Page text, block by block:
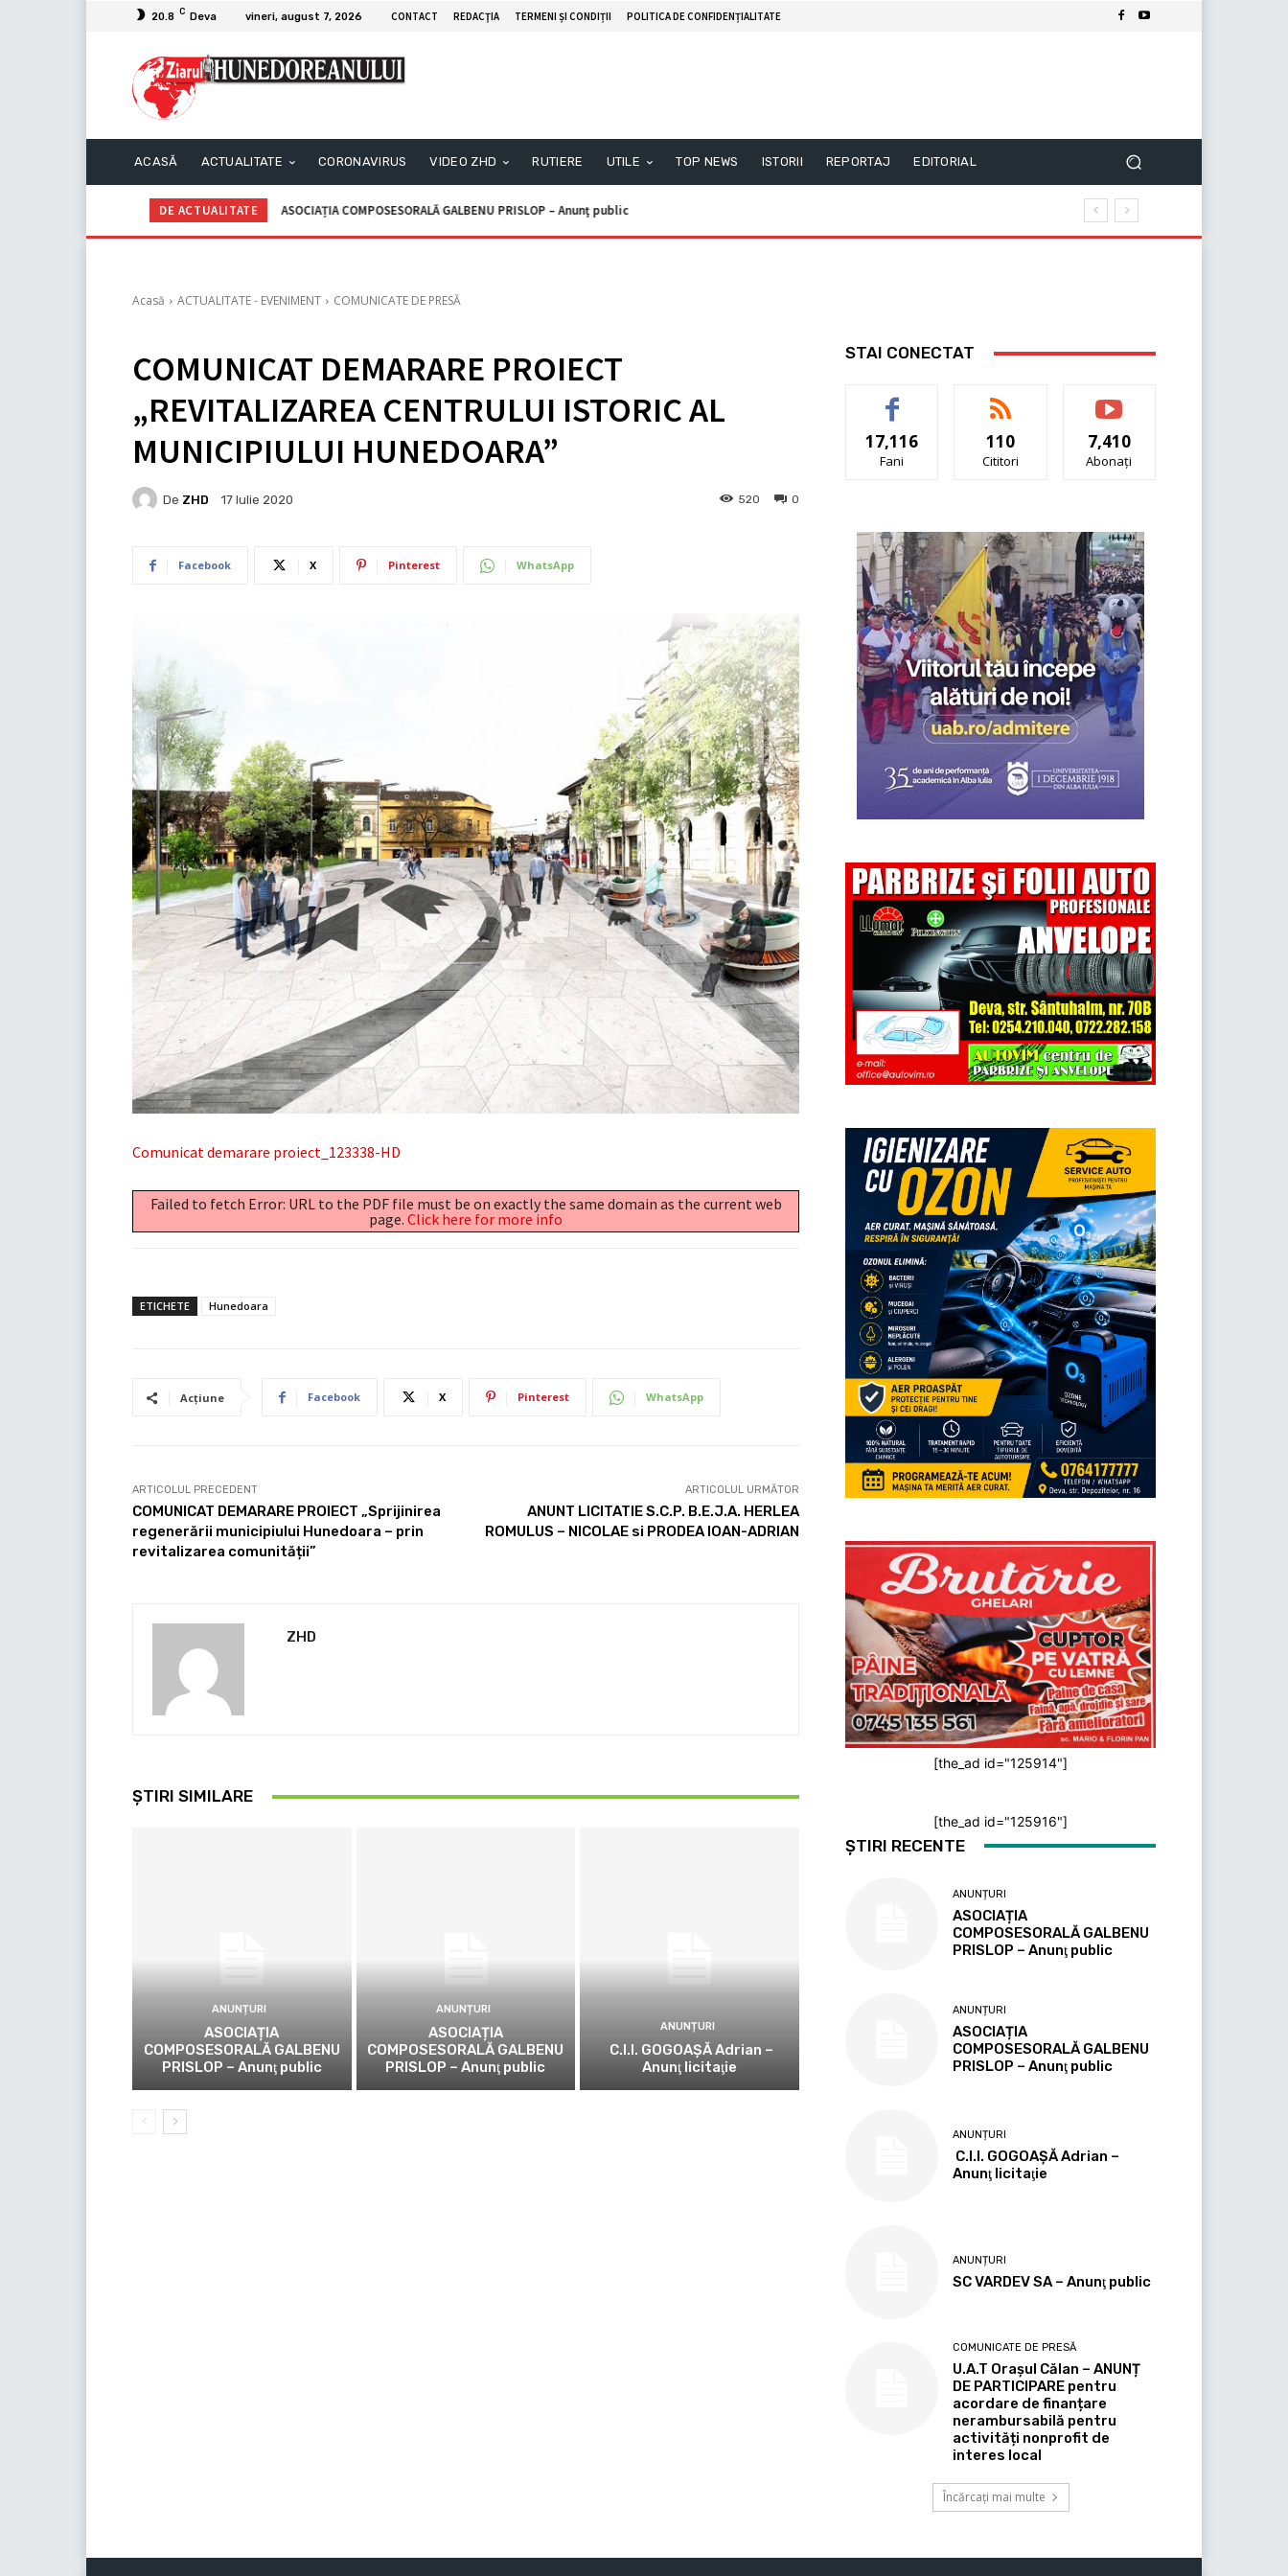
20.8 C Deva vineri, august 7, 2026 CONTACT REDACŢIA TERMENI ȘI CONDIȚII POLITICA DE CONFIDENȚIALITATE
ACASĂ ACTUALITATE CORONAVIRUS VIDEO ZHD RUTIERE UTILE TOP NEWS ISTORII REPORTAJ EDITORIAL
DE ACTUALITATE C.I.I. GOGOAŞĂ Adrian – Anunţ licitaţie
Acasă ACTUALITATE - EVENIMENT COMUNICATE DE PRESĂ
COMUNICAT DEMARARE PROIECT
„REVITALIZAREA CENTRULUI ISTORIC AL
MUNICIPIULUI HUNEDOARA”
De ZHD 17 Iulie 2020 0
520
Facebook X Pinterest WhatsApp
Comunicat demarare proiect_123338-HD
Failed to fetch Error: URL to the PDF file must be on exactly the same domain as the current web
page. Click here for more info
ETICHETE Hunedoara
Acțiune Facebook X Pinterest WhatsApp
ARTICOLUL PRECEDENT
COMUNICAT DEMARARE PROIECT „Sprijinirea
regenerării municipiului Hunedoara – prin
revitalizarea comunității”
ARTICOLUL URMĂTOR
ANUNT LICITATIE S.C.P. B.E.J.A. HERLEA
ROMULUS – NICOLAE si PRODEA IOAN-ADRIAN
ZHD
ȘTIRI SIMILARE
ANUNȚURI
ASOCIAȚIA
COMPOSESORALĂ GALBENU
PRISLOP – Anunţ public
ANUNȚURI
ASOCIAȚIA
COMPOSESORALĂ GALBENU
PRISLOP – Anunţ public
ANUNȚURI
C.I.I. GOGOAŞĂ Adrian –
Anunţ licitaţie
STAI CONECTAT
17,116
Fani
110
Cititori
7,410
Abonați
[the_ad id="125914"]
[the_ad id="125916"]
ȘTIRI RECENTE
ANUNȚURI
ASOCIAȚIA
COMPOSESORALĂ GALBENU
PRISLOP – Anunţ public
ANUNȚURI
ASOCIAȚIA
COMPOSESORALĂ GALBENU
PRISLOP – Anunţ public
ANUNȚURI
C.I.I. GOGOAŞĂ Adrian –
Anunţ licitaţie
ANUNȚURI
SC VARDEV SA – Anunţ public
COMUNICATE DE PRESĂ
U.A.T Orașul Călan – ANUNȚ
DE PARTICIPARE pentru
acordare de finanțare
nerambursabilă pentru
activități nonprofit de
interes local
Încărcați mai multe